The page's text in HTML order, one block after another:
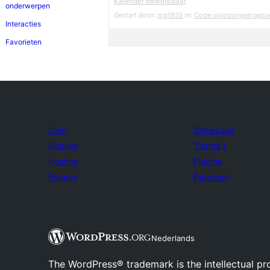
onderwerpen
Interacties
Favorieten
Gestart door: mg1935 in: Code oplossingen
Over
Nieuws
Hosting
Privacy
Showcase
Thema's
Plugins
Patronen
Nederlands
The WordPress® trademark is the intellectual